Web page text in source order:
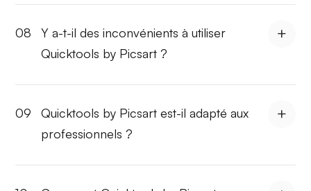
08
Y a-t-il des inconvénients à utiliser
Quicktools by Picsart ?
09
Quicktools by Picsart est-il adapté aux
professionnels ?